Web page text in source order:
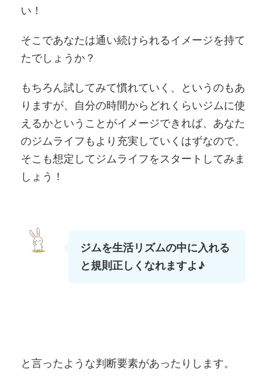
い！
そこであなたは通い続けられるイメージを持て
たでしょうか？
もちろん試してみて慣れていく、というのもあ
りますが、自分の時間からどれくらいジムに使
えるかということがイメージできれば、あなた
のジムライフもより充実していくはずなので、
そこも想定してジムライフをスタートしてみま
しょう！
ジムを生活リズムの中に入れる
と規則正しくなれますよ♪
と言ったような判断要素があったりします。